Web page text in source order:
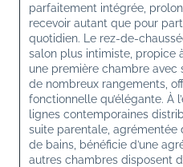
parfaitement intégrée,
recevoir autant que pour
quotidien. Le rez-de-
salon plus intimiste, propice
une première chambre avec
de nombreux rangements,
fonctionnelle qu’élégante. À
lignes contemporaines
suite parentale, agrémentée
de bains, bénéficie d’une
autres chambres disposent